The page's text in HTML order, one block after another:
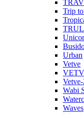
Trip
Urban
Vetve
Wabi
Waves